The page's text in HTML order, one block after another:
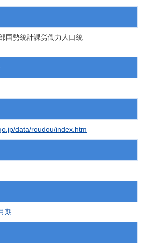
国勢統計課労働力人口統
data/roudou/index.htm
期